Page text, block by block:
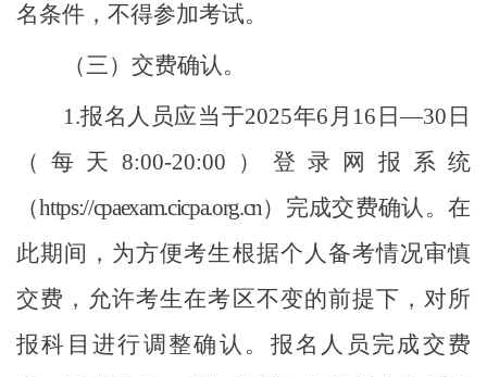
名条件，不得参加考试。
（三）交费确认。
1.报名人员应当于2025年6月16日—30日
（每天8:00-20:00）登录网报系统
（https://cpaexam.cicpa.org.cn）完成交费确认。在
此期间，为方便考生根据个人备考情况审慎
交费，允许考生在考区不变的前提下，对所
报科目进行调整确认。报名人员完成交费